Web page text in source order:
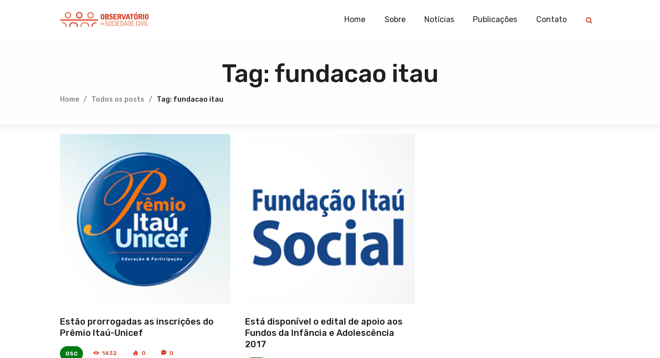
Home Sobre Notícias Publicações Contato
Tag: fundacao itau
Home Todos os posts Tag: fundacao itau
Notícias
Publicações
Estão prorrogadas as inscrições do
Prêmio Itaú-Unicef
osc 1432 0 0
Está disponível o edital de apoio aos
Fundos da Infância e Adolescência
2017